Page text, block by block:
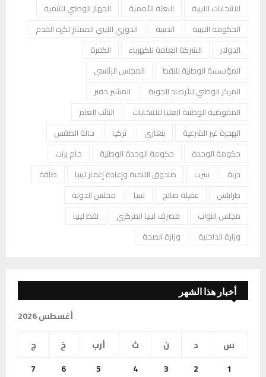
الانتخابات الليبية
البعثة الأممية
الجهاز الوطني للتنمية
الحكومة الليبية
الدبيبة
الدوري الليبي الممتاز لكرة القدم
الدولار
الشركة العامة للكهرباء
الكفرة
المؤسسة الوطنية للنفط
المجلس الرئاسي
المركز الوطني للأرصاد الجوية
المشير حفتر
المفوضية الوطنية العليا للانتخابات
النائب العام
الهجرة غير الشرعية
بنغازي تركيا
حالة الطقس
حكومة الوحدة
حكومة الوحدة الوطنية
خام برنت
درنة
سرت صندوق التنمية وإعادة إعمار ليبيا
طاقة
طرابلس
عقيلة صالح ليبيا
مجلس الدولة
مجلس النواب
مصرف ليبيا المركزي
نفط ليبيا
وزارة الداخلية
وزارة الصحة
أخبار هذا الشهر
أغسطس 2026
س
د ن ث أرب خ
ج
1
2
3
4
5
6
7